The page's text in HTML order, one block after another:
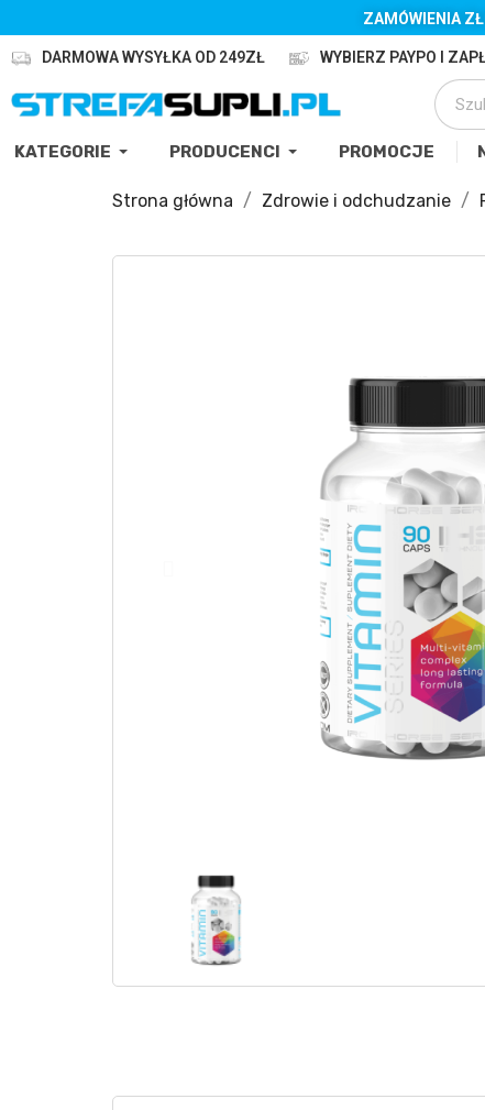
ZAMÓWIENIA
DARMOWA WYSYŁKA OD 249ZŁ WYBIERZ PAYPO I
KATEGORIE PRODUCENCI PROMOCJE
Strona główna Zdrowie i odchudzanie